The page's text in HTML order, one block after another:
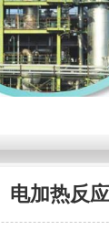
电加热反